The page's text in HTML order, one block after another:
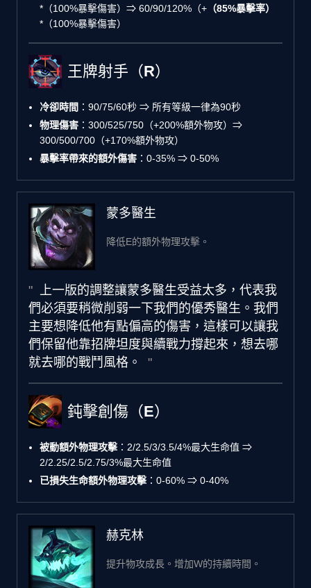
*（100%暴擊傷害）⇒ 60/90/120%（+ （85%暴擊率）
*（100%暴擊傷害）
王牌射手（R）
冷卻時間 ：90/75/60秒 ⇒ 所有等級一律為90秒
物理傷害 ：300/525/750（+200%額外物攻）⇒
300/500/700（+170%額外物攻）
暴擊率帶來的額外傷害 ：0-35% ⇒ 0-50%
蒙多醫生
降低E的額外物理攻擊。
上一版的調整讓蒙多醫生受益太多，代表我
們必須要稍微削弱一下我們的優秀醫生。我們
主要想降低他有點偏高的傷害，這樣可以讓我
們保留他靠招牌坦度與續戰力撐起來，想去哪
就去哪的戰鬥風格。
鈍擊創傷（E）
被動額外物理攻擊：2/2.5/3/3.5/4%最大生命值 ⇒
2/2.25/2.5/2.75/3%最大生命值
已損失生命額外物理攻擊：0-60% ⇒ 0-40%
赫克林
提升物攻成長。增加W的持續時間。